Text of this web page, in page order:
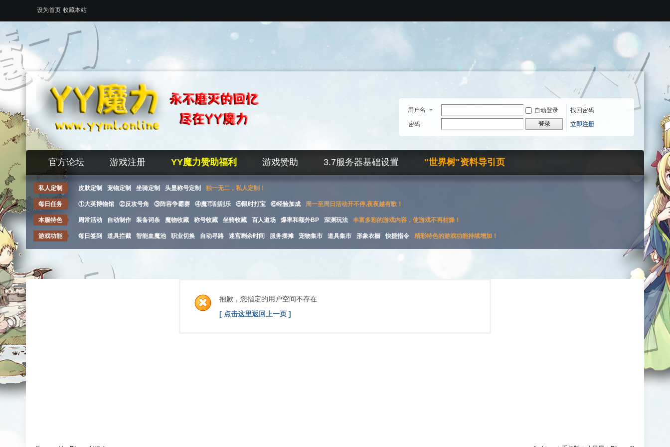
设为首页 收藏本站
用户名 自动登录
找回密码
密码
登录 立即注册
官方论坛 游戏注册 YY魔力赞助福利 游戏赞助 3.7服务器基础设置 "世界树"资料导引页
私人定制 皮肤定制 宠物定制 坐骑定制 头显称号定制 独一无二，私人定制！
每日任务 ①大英博物馆 ②反攻号角 ③阵容争霸赛 ④魔币刮刮乐 ⑤限时打宝 ⑥经验加成 周一至周日活动开不停,夜夜越有歌！
本服特色 周常活动 自动制作 装备词条 魔物收藏 称号收藏 坐骑收藏 百人道场 爆率和额外BP 深渊玩法 丰富多彩的游戏内容，使游戏不再枯燥！
游戏功能 每日签到 道具拦截 智能血魔池 职业切换 自动寻路 迷宫剩余时间 服务摆摊 宠物集市 道具集市 形象衣橱 快捷指令 精彩特色的游戏功能持续增加！
抱歉，您指定的用户空间不存在
[ 点击这里返回上一页 ]